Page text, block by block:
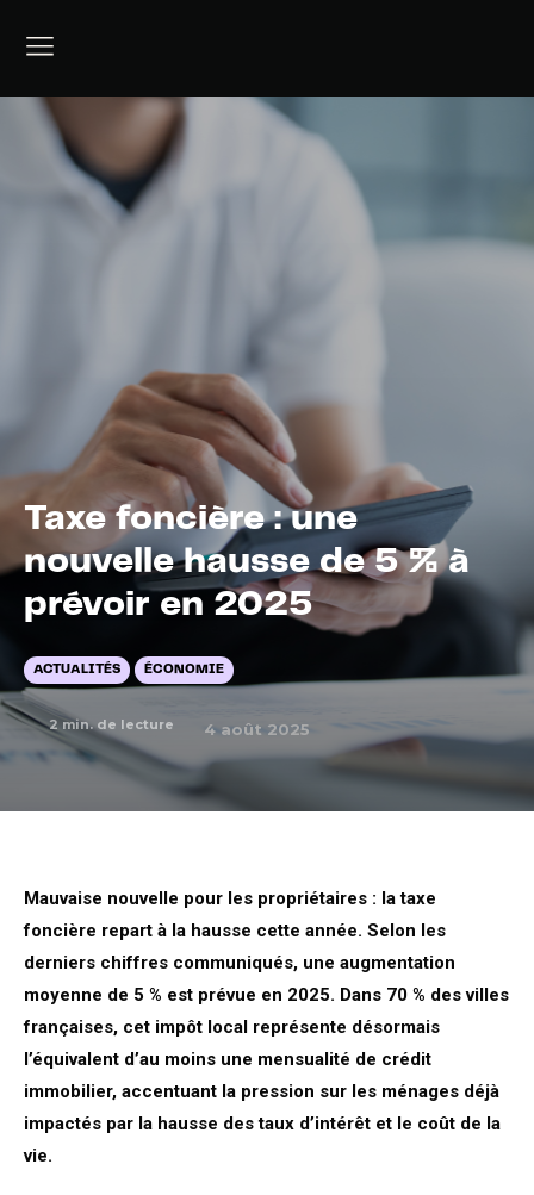
Taxe foncière : une
nouvelle hausse de 5 % à
prévoir en 2025
ACTUALITÉS ÉCONOMIE
2 min. de lecture 4 août 2025
Mauvaise nouvelle pour les propriétaires : la taxe
foncière repart à la hausse cette année. Selon les
derniers chiffres communiqués, une augmentation
moyenne de 5 % est prévue en 2025. Dans 70 % des villes
françaises, cet impôt local représente désormais
l’équivalent d’au moins une mensualité de crédit
immobilier, accentuant la pression sur les ménages déjà
impactés par la hausse des taux d’intérêt et le coût de la
vie.